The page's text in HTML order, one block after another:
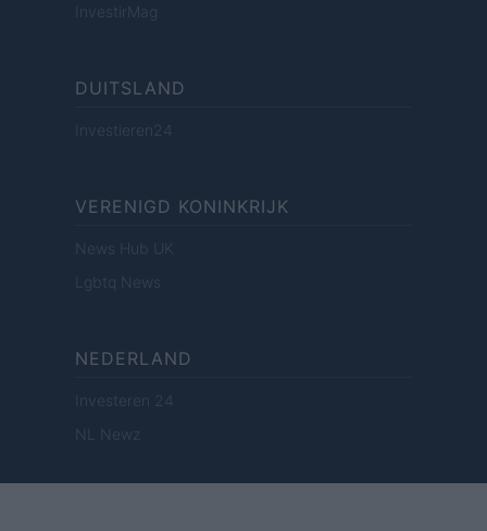
InvestirMag
DUITSLAND
Investieren24
VERENIGD KONINKRIJK
News Hub UK
Lgbtq News
NEDERLAND
Investeren 24
NL Newz